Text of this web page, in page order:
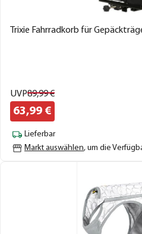
Trixie Fahrradkorb für
UVP89,99€
63,99 €
Lieferbar
Markt auswählen, um die